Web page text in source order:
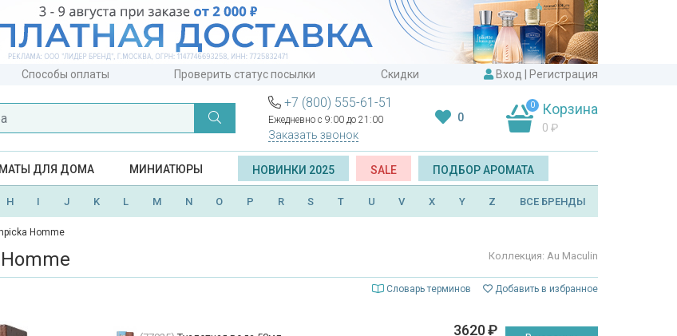
Способы оплаты Проверить статус посылки Скидки Вход Регистрация
+7 (800) 555-61-51
Ежедневно с 9:00 до 21:00
Заказать звонок
0
0 Корзина
0 ₽
ДЛЯ ДОМА МИНИАТЮРЫ НОВИНКИ 2025 SALE ПОДБОР АРОМАТА
H I J K L M N O P R S T U V X Y Z ВСЕ БРЕНДЫ
Homme
Коллекция: Au Maculin
Словарь терминов Добавить в избранное
3620₽